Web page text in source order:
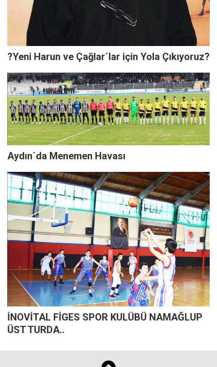
?Yeni Harun ve Çağlar´lar için Yola Çıkıyoruz?
Aydın´da Menemen Havası
İNOVİTAL FİGES SPOR KULÜBÜ NAMAĞLUP
ÜST TURDA..